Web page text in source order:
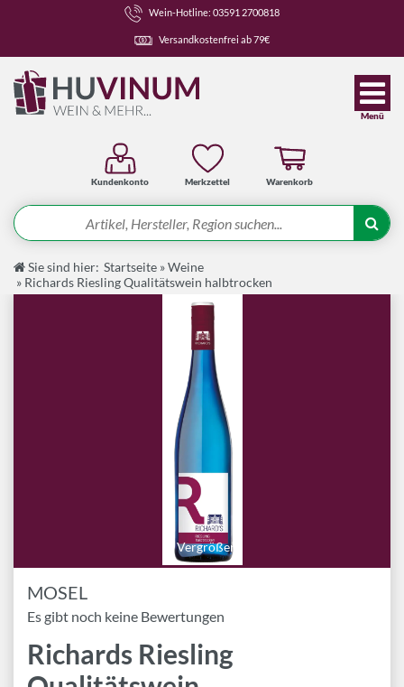
Wein-Hotline: 03591 2700818
Versandkostenfrei ab 79€
Kundenkonto Merkzettel Warenkorb
Menü
Angebote
Wein-Pakete
Spirituosen-Pakete
Geschenk-Pakete
Weine
Spirituosen
Marken
Inspiration
Rezepte & Ideen
Magazin
Gutscheine
Sie sind hier: Startseite »Weine
» Richards Riesling Qualitätswein halbtrocken
Vergrößern
MOSEL
Es gibt noch keine Bewertungen
Richards Riesling